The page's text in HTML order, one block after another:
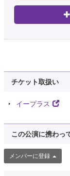
チケット取扱い
イープラス
この公演に携わっ
メンバーに登録